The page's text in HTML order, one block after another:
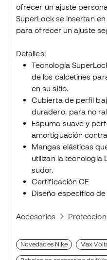
ofrecer un ajuste
SuperLock se insertan
para ofrecer un ajuste
Detalles:
Tecnología
de los calcetines
en su sitio.
Cubierta de perfil
duradero, para no
Espuma suave y
amortiguación
Mangas elásticas
utilizan la tecnología
sudor.
Certificación CE
Diseño específico
Accesorios
Novedades Nike Max